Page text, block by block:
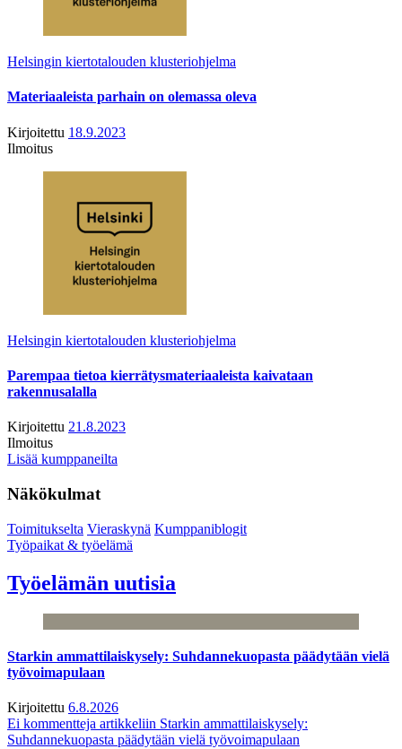
Helsingin kiertotalouden klusteriohjelma
Materiaaleista parhain on olemassa oleva
Kirjoitettu 18.9.2023
Ilmoitus
Helsingin kiertotalouden klusteriohjelma
Parempaa tietoa kierrätysmateriaaleista kaivataan
rakennusalalla
Kirjoitettu 21.8.2023
Ilmoitus
Lisää kumppaneilta
Näkökulmat
Toimitukselta Vieraskynä Kumppaniblogit
Työpaikat & työelämä
Työelämän uutisia
Starkin ammattilaiskysely: Suhdannekuopasta päädytään vielä
työvoimapulaan
Kirjoitettu 6.8.2026
Ei kommentteja artikkeliin Starkin ammattilaiskysely:
Suhdannekuopasta päädytään vielä työvoimapulaan